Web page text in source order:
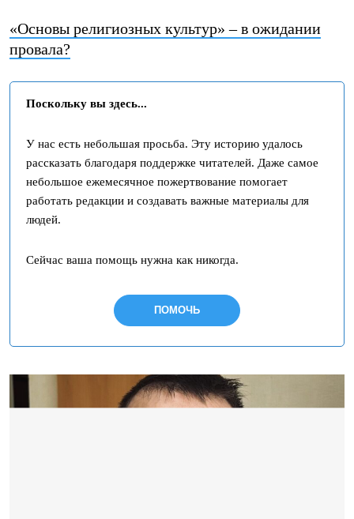
«Основы религиозных культур» – в ожидании
провала?
Поскольку вы здесь...
У нас есть небольшая просьба. Эту историю удалось
рассказать благодаря поддержке читателей. Даже самое
небольшое ежемесячное пожертвование помогает
работать редакции и создавать важные материалы для
людей.
Сейчас ваша помощь нужна как никогда.
ПОМОЧЬ